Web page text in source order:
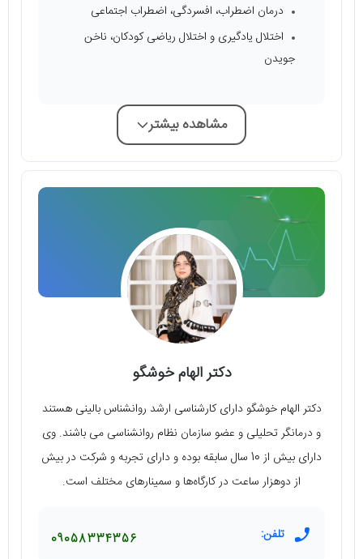
درمان اضطراب، افسردگی، اضطراب اجتماعی
اختلال یادگیری و اختلال ریاضی کودکان، ناخن
جویدن
مشاهده بیشتر
دکتر الهام خوشگو
دکتر الهام خوشگو دارای کارشناسی ارشد روانشناس بالینی هستند
و درمانگر تحلیلی و عضو سازمان نظام روانشناسی می باشند. وی
دارای بیش از 10 سال سابقه بوده و دارای تجربه و شرکت در بیش
از دوهزار ساعت در کارگاه‌ها و سمینارهای مختلف است.
تلفن: 09058334356